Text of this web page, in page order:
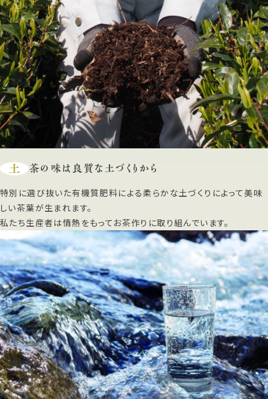
土 茶の味は良質な土づくりから
特別に選び抜いた有機質肥料による柔らかな土づくりによって美味
しい茶葉が生まれます。
私たち生産者は情熱をもってお茶作りに取り組んでいます。